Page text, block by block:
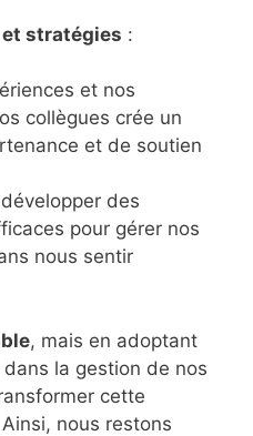
et stratégies :
et nos
collègues crée un
et de soutien
des
pour gérer nos
nous sentir
, mais en adoptant
la gestion de nos
cette
nous restons